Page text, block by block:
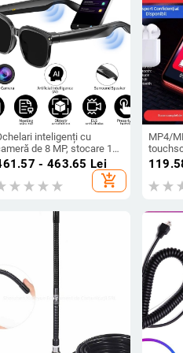
inteligenți cu
de 8 MP, stocare 16
RAM 4 GB, baterie de
290 mAh, traducere AI în
real; compatibile cu
- 463.65 Lei
add_shopping_cart
MP4/
ultra-